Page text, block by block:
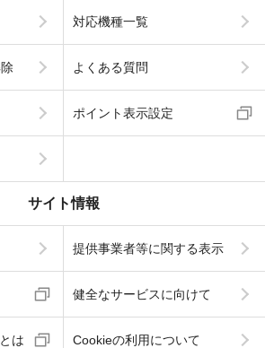
対応機種一覧
よくある質問
ポイント表示設定
サイト情報
提供事業者等に関する表示
健全なサービスに向けて
は Cookieの利用について